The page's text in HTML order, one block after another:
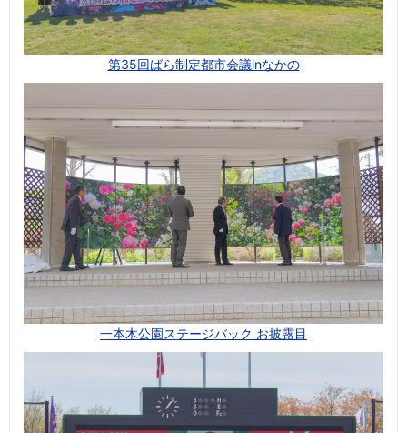
第35回ばら制定都市会議inなかの
一本木公園ステージバック お披露目